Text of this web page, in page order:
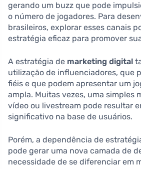
gerando um buzz que pode
o número de jogadores. Para
brasileiros, explorar esses canais
estratégia eficaz para promover
A estratégia de marketing digital
utilização de influenciadores, que
fiéis e que podem apresentar um
ampla. Muitas vezes, uma simples
vídeo ou livestream pode resultar
significativo na base de usuários.
Porém, a dependência de
pode gerar uma nova camada de
necessidade de se diferenciar em